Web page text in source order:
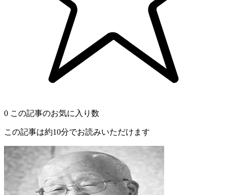
0 この記事のお気に入り数
この記事は約10分でお読みいただけます